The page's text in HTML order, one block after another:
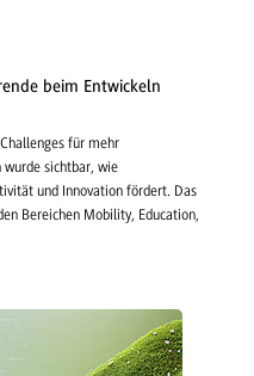
beim Entwickeln
für mehr
sichtbar, wie
und Innovation fördert. Das
Bereichen Mobility, Education,